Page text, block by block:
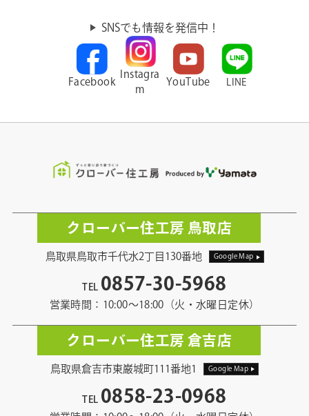
SNSでも情報を発信中！
Facebook
Instagra
m
YouTube LINE
クローバー住工房 鳥取店
鳥取県鳥取市千代水2丁目130番地 Google Map
TEL 0857-30-5968
営業時間：10:00〜18:00（火・水曜日定休）
クローバー住工房 倉吉店
鳥取県倉吉市東巌城町111番地1 Google Map
TEL 0858-23-0968